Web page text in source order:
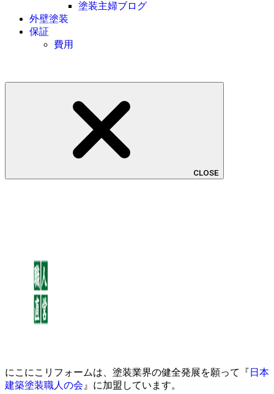
塗装主婦ブログ
外壁塗装
保証
費用
CLOSE
にこにこリフォームは、塗装業界の健全発展を願って『 日本
建築塗装職人の会 』に加盟しています。